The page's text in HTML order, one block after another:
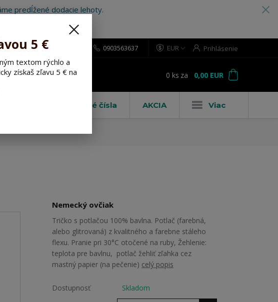
predĺžené dodacie lehoty.
EUR Prihlásenie
Hľadať
0903563637
0 ks za 0,00 EUR
Domové čísla AKCIA Viac
Nemecký ovčiak
Tričko s potlačou 100% bavlna. Potlač (farebná,
alebo glitrovaná) z kvalitného a farebne stáleho
flexu. Pranie pri 30°C otočené na ruby, Žehlenie:
teplota pre bavlnu, potlač žehliť zľahka cez
mastný papier (na pečenie) celý popis
Dostupnosť Skladom
5 €
textom rýchlo a
získaš zľavu 5 € na